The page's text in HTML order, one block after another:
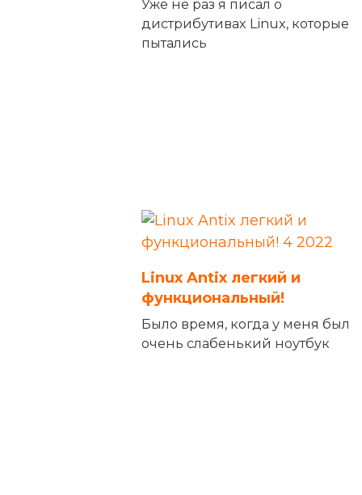
Уже не раз я писал о
дистрибутивах Linux, которые
пытались
Linux Antix легкий и
функциональный!
Было время, когда у меня был
очень слабенький ноутбук